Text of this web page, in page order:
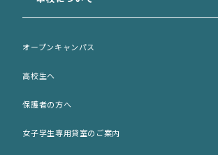
資料請求フォーム
AO面談申込フォーム
AO選考エントリーシート (印刷用)
出願願書 (印刷用)
歴史・沿革
施設紹介
オープンキャンパス
高校生へ
保護者の方へ
女子学生専用貸室のご案内